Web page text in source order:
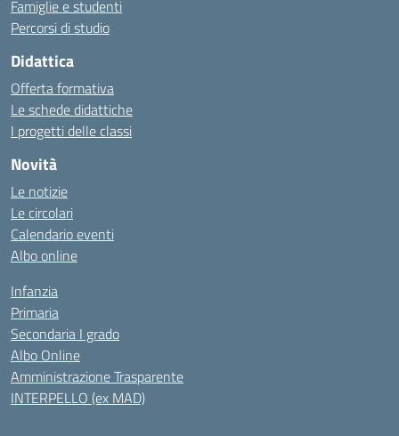
Famiglie e studenti
Percorsi di studio
Didattica
Offerta formativa
Le schede didattiche
I progetti delle classi
Novità
Le notizie
Le circolari
Calendario eventi
Albo online
Infanzia
Primaria
Secondaria I grado
Albo Online
Amministrazione Trasparente
INTERPELLO (ex MAD)